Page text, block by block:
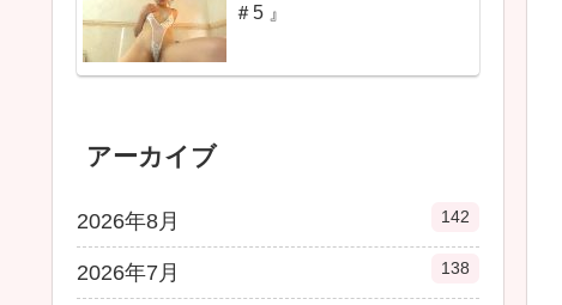
＃5 』
アーカイブ
2026年8月 142
2026年7月 138